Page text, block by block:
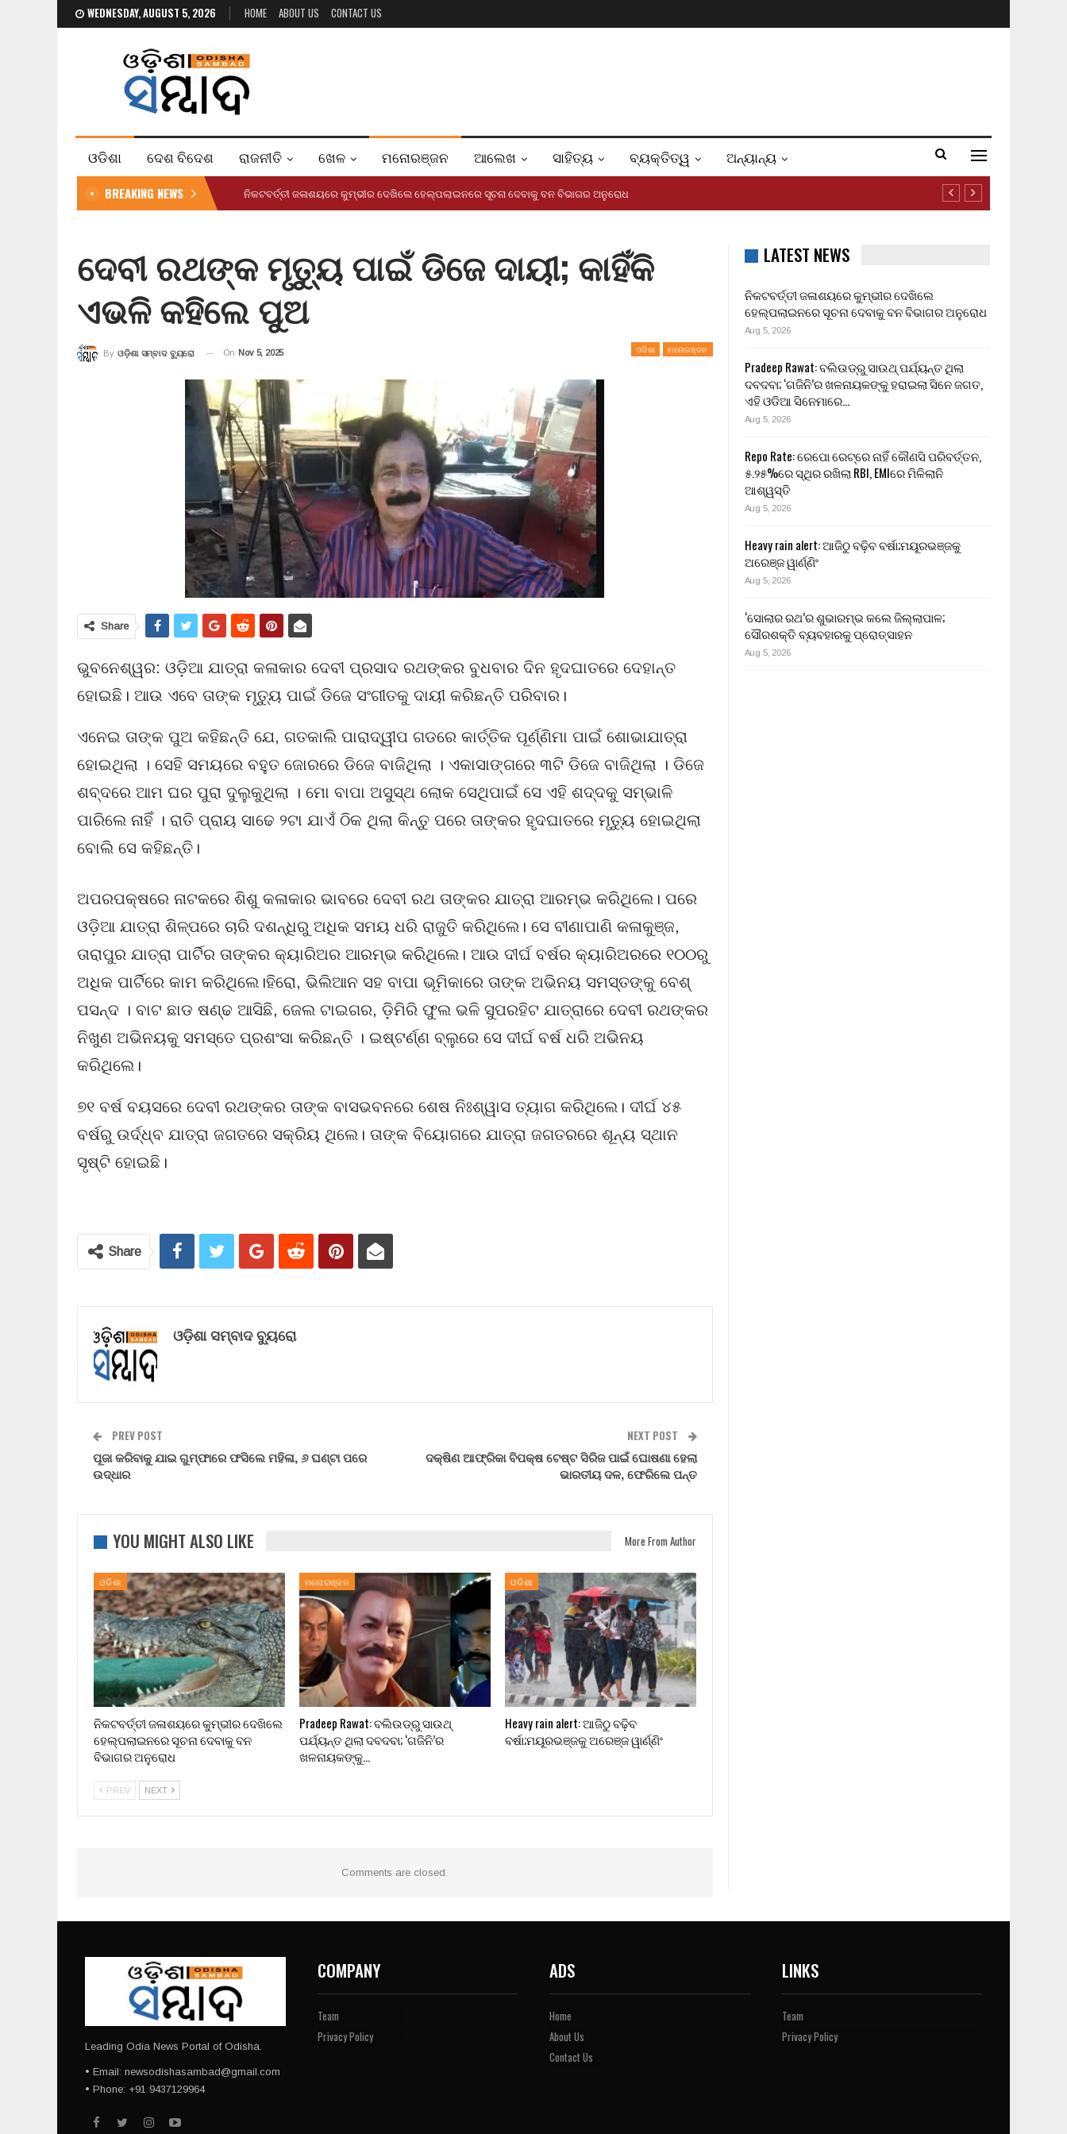
WEDNESDAY, AUGUST 5, 2026 HOME ABOUT US CONTACT US
ଓଡିଶା ଦେଶ ବିଦେଶ ରାଜନୀତି ଖେଳ ମନୋରଞ୍ଜନ ଆଲେଖ ସାହିତ୍ୟ ବ୍ୟକ୍ତିତ୍ୱ ଅନ୍ୟାନ୍ୟ
BREAKING NEWS ନିକଟବର୍ତ୍ତୀ ଜଳାଶୟରେ କୁମ୍ଭୀର ଦେଖିଲେ ହେଲ୍ପଲାଇନରେ ସୂଚନା ଦେବାକୁ ବନ ବିଭାଗର ଅନୁରୋଧ
ଦେବୀ ରଥଙ୍କ ମୃତ୍ୟୁ ପାଇଁ ଡିଜେ ଦାୟୀ; କାହିଁକି
ଏଭଳି କହିଲେ ପୁଅ
ଓଡିଶା ମନୋରଞ୍ଜନ
By ଓଡ଼ିଶା ସମ୍ବାଦ ବ୍ୟୁରୋ On Nov 5, 2025
Share
ଭୁବନେଶ୍ୱର: ଓଡ଼ିଆ ଯାତ୍ରା କଳାକାର ଦେବୀ ପ୍ରସାଦ ରଥଙ୍କର ବୁଧବାର ଦିନ ହୃଦଘାତରେ ଦେହାନ୍ତ
ହୋଇଛି। ଆଉ ଏବେ ତାଙ୍କ ମୃତ୍ୟୁ ପାଇଁ ଡିଜେ ସଂଗୀତକୁ ଦାୟୀ କରିଛନ୍ତି ପରିବାର।
ଏନେଇ ତାଙ୍କ ପୁଅ କହିଛନ୍ତି ଯେ, ଗତକାଲି ପାରାଦ୍ୱୀପ ଗଡରେ କାର୍ତ୍ତିକ ପୂର୍ଣ୍ଣିମା ପାଇଁ ଶୋଭାଯାତ୍ରା
ହୋଇଥିଲା । ସେହି ସମୟରେ ବହୁତ ଜୋରରେ ଡିଜେ ବାଜିଥିଲା । ଏକାସାଙ୍ଗରେ ୩ଟି ଡିଜେ ବାଜିଥିଲା । ଡିଜେ
ଶବ୍ଦରେ ଆମ ଘର ପୁରା ଦୁଲୁକୁଥିଲା । ମୋ ବାପା ଅସୁସ୍ଥ ଲୋକ ସେଥିପାଇଁ ସେ ଏହି ଶଦ୍ଦକୁ ସମ୍ଭାଳି
ପାରିଲେ ନାହିଁ । ରାତି ପ୍ରାୟ ସାଢେ ୨ଟା ଯାଏଁ ଠିକ ଥିଲା କିନ୍ତୁ ପରେ ତାଙ୍କର ହୃଦଘାତରେ ମୃତ୍ୟୁ ହୋଇଥିଲା
ବୋଲି ସେ କହିଛନ୍ତି।
ଅପରପକ୍ଷରେ ନାଟକରେ ଶିଶୁ କଳାକାର ଭାବରେ ଦେବୀ ରଥ ତାଙ୍କର ଯାତ୍ରା ଆରମ୍ଭ କରିଥିଲେ। ପରେ
ଓଡ଼ିଆ ଯାତ୍ରା ଶିଳ୍ପରେ ଚାରି ଦଶନ୍ଧିରୁ ଅଧିକ ସମୟ ଧରି ରାଜୁତି କରିଥିଲେ। ସେ ବୀଣାପାଣି କଳାକୁଞ୍ଜ,
ତାରାପୁର ଯାତ୍ରା ପାର୍ଟିର ତାଙ୍କର କ୍ୟାରିଅର ଆରମ୍ଭ କରିଥିଲେ। ଆଉ ଦୀର୍ଘ ବର୍ଷର କ୍ୟାରିଅରରେ ୧୦୦ରୁ
ଅଧିକ ପାର୍ଟିରେ କାମ କରିଥିଲେ।ହିରୋ, ଭିଲିଆନ ସହ ବାପା ଭୂମିକାରେ ତାଙ୍କ ଅଭିନୟ ସମସ୍ତଙ୍କୁ ବେଶ୍
ପସନ୍ଦ । ବାଟ ଛାଡ ଷଣ୍ଢ ଆସିଛି, ଜେଲ ଟାଇଗର, ଡ଼ିମିରି ଫୁଲ ଭଳି ସୁପରହିଟ ଯାତ୍ରାରେ ଦେବୀ ରଥଙ୍କର
ନିଖୁଣ ଅଭିନୟକୁ ସମସ୍ତେ ପ୍ରଶଂସା କରିଛନ୍ତି । ଇଷ୍ଟର୍ଣ୍ଣ ବ୍ଲୁରେ ସେ ଦୀର୍ଘ ବର୍ଷ ଧରି ଅଭିନୟ
କରିଥିଲେ।
୭୧ ବର୍ଷ ବୟସରେ ଦେବୀ ରଥଙ୍କର ତାଙ୍କ ବାସଭବନରେ ଶେଷ ନିଃଶ୍ୱାସ ତ୍ୟାଗ କରିଥିଲେ। ଦୀର୍ଘ ୪୫
ବର୍ଷରୁ ଉର୍ଦ୍ଧ୍ବ ଯାତ୍ରା ଜଗତରେ ସକ୍ରିୟ ଥିଲେ। ତାଙ୍କ ବିୟୋଗରେ ଯାତ୍ରା ଜଗତରରେ ଶୂନ୍ୟ ସ୍ଥାନ
ସୃଷ୍ଟି ହୋଇଛି।
Share
ଓଡ଼ିଶା ସମ୍ବାଦ ବ୍ୟୁରୋ
PREV POST
ପୂଜା କରିବାକୁ ଯାଇ ଗୁମ୍ଫାରେ ଫସିଲେ ମହିଳା, ୬ ଘଣ୍ଟା ପରେ
ଉଦ୍ଧାର
NEXT POST
ଦକ୍ଷିଣ ଆଫ୍ରିକା ବିପକ୍ଷ ଟେଷ୍ଟ ସିରିଜ ପାଇଁ ଘୋଷଣା ହେଲା
ଭାରତୀୟ ଦଳ, ଫେରିଲେ ପନ୍ତ
YOU MIGHT ALSO LIKE More From Author
ଓଡିଶା
ନିକଟବର୍ତ୍ତୀ ଜଳାଶୟରେ କୁମ୍ଭୀର ଦେଖିଲେ
ହେଲ୍ପଲାଇନରେ ସୂଚନା ଦେବାକୁ ବନ
ବିଭାଗର ଅନୁରୋଧ
ମନୋରଞ୍ଜନ
Pradeep Rawat: ବଲିଉଡ୍‌ରୁ ସାଉଥ୍
ପର୍ଯ୍ୟନ୍ତ ଥିଲା ଦବଦବା; ‘ଗଜିନି’ର
ଖଳନାୟକଙ୍କୁ…
ଓଡିଶା
Heavy rain alert: ଆଜିଠୁ ବଢ଼ିବ
ବର୍ଷା;ମୟୂରଭଞ୍ଜକୁ ଅରେଞ୍ଜ ୱାର୍ଣ୍ଣିଂ
PREV NEXT
Comments are closed.
LATEST NEWS
ନିକଟବର୍ତ୍ତୀ ଜଳାଶୟରେ କୁମ୍ଭୀର ଦେଖିଲେ
ହେଲ୍ପଲାଇନରେ ସୂଚନା ଦେବାକୁ ବନ ବିଭାଗର ଅନୁରୋଧ
Aug 5, 2026
Pradeep Rawat: ବଲିଉଡ୍‌ରୁ ସାଉଥ୍ ପର୍ଯ୍ୟନ୍ତ ଥିଲା
ଦବଦବା; ‘ଗଜିନି’ର ଖଳନାୟକଙ୍କୁ ହରାଇଲା ସିନେ ଜଗତ,
ଏହି ଓଡିଆ ସିନେମାରେ…
Aug 5, 2026
Repo Rate: ରେପୋ ରେଟ୍‌ରେ ନାହିଁ କୌଣସି ପରିବର୍ତ୍ତନ,
୫.୨୫%ରେ ସ୍ଥିର ରଖିଲା RBI, EMIରେ ମିଳିଲାନି
ଆଶ୍ୱସ୍ତି
Aug 5, 2026
Heavy rain alert: ଆଜିଠୁ ବଢ଼ିବ ବର୍ଷା;ମୟୂରଭଞ୍ଜକୁ
ଅରେଞ୍ଜ ୱାର୍ଣ୍ଣିଂ
Aug 5, 2026
‘ସୋଲାର ରଥ’ର ଶୁଭାରମ୍ଭ କଲେ ଜିଲ୍ଲାପାଳ;
ସୌରଶକ୍ତି ବ୍ୟବହାରକୁ ପ୍ରୋତ୍ସାହନ
Aug 5, 2026
Leading Odia News Portal of Odisha.
• Email: newsodishasambad@gmail.com
• Phone: +91 9437129964
COMPANY
Team
Privacy Policy
ADS
Home
About Us
Contact Us
LINKS
Team
Privacy Policy